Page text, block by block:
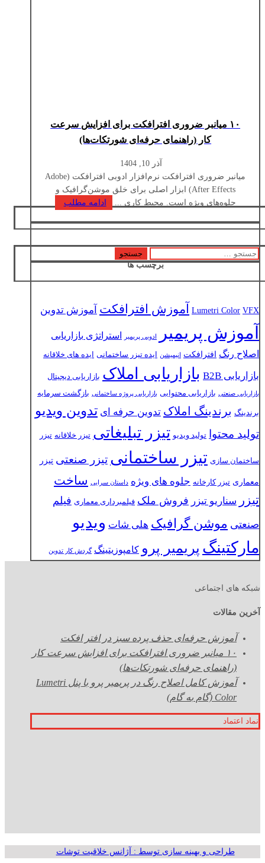
۱۰ میانبر ضروری افترافکت برای افزایش سرعت
کار (راهنمای حرفه‌ای شورتکات‌ها)
آذر 10, 1404
میانبر ضروری افترافکت نرم‌افزار ادوبی افترافکت (Adobe
After Effects) ابزار اصلی برای خلق موشن‌گرافیک و
جلوه‌های ویژه است. محیط کاری ...
ادامه مطلب
جستجو
برچسب ها
Lumetri Color VFX آموزش افترافکت آموزش تدوین
آموزش پریمیر ادوبی پریمیر
استراتژی بازاریابی
اصلاح رنگ افترافکت انیمیشن ایده تیزر ساختمانی ایده های خلاقانه
بازاریابی B2B بازاریابی املاک بازاریابی دیجیتال
بازاریابی صنعتی بازاریابی محتوایی بازاریابی پروژه ساختمانی بازگشت سرمایه
برندینگ برندینگ املاک تدوین حرفه ای تدوین ویدیو
تولید محتوا تولید ویدیو تیزر تبلیغاتی تیزر خلاقانه تیزر
ساختمان سازی تیزر ساختمانی تیزر صنعتی تیزر
معماری تیزر کارخانه جلوه های ویژه داستان سرایی ساخت
تیزر سناریو تیزر فروش ملک فیلمبرداری معماری فیلم
صنعتی موشن گرافیک هلی شات ویدیو
مارکتینگ پریمیر پرو کامپوزیتینگ گردش کار تدوین
شبکه های اجتماعی
آخرین مقالات
آموزش حرفه‌ای حذف پرده سبز در افتر افکت
۱۰ میانبر ضروری افترافکت برای افزایش سرعت کار
(راهنمای حرفه‌ای شورتکات‌ها)
آموزش کامل اصلاح رنگ در پریمیر پرو با پنل Lumetri
Color (گام به گام)
نماد اعتماد
طراحی و بهینه سازی توسط : آژانس خلاقیت توشات